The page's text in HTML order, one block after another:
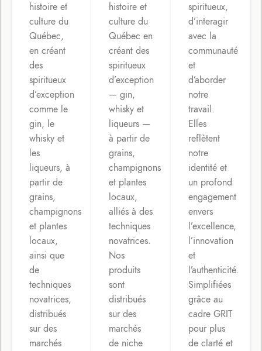
histoire et
culture du
Québec,
en créant
des
spiritueux
d’exception
comme le
gin, le
whisky et
les
liqueurs, à
partir de
grains,
champignons
et plantes
locaux,
ainsi que
de
techniques
novatrices,
distribués
sur des
marchés
histoire et
culture du
Québec en
créant des
spiritueux
d’exception
— gin,
whisky et
liqueurs —
à partir de
grains,
champignons
et plantes
locaux,
alliés à des
techniques
novatrices.
Nos
produits
sont
distribués
sur des
marchés
de niche
spiritueux,
d’interagir
avec la
communauté
et
d’aborder
notre
travail.
Elles
reflètent
notre
identité et
un profond
engagement
envers
l’excellence,
l’innovation
et
l’authenticité.
Simplifiées
grâce au
cadre GRIT
pour plus
de clarté et